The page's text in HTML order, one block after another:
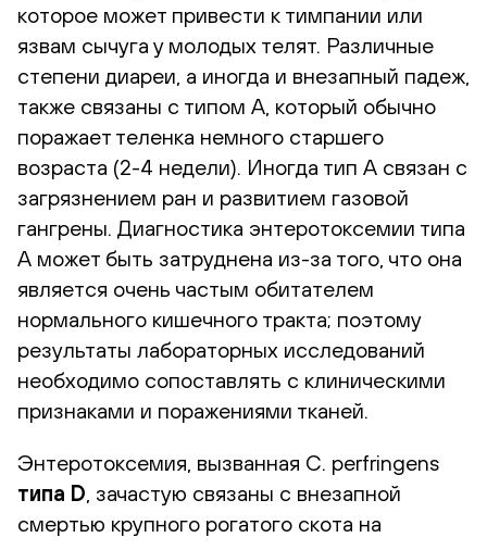
которое может привести к тимпании или
язвам сычуга у молодых телят. Различные
степени диареи, а иногда и внезапный падеж,
также связаны с типом А, который обычно
поражает теленка немного старшего
возраста (2-4 недели). Иногда тип А связан с
загрязнением ран и развитием газовой
гангрены. Диагностика энтеротоксемии типа
А может быть затруднена из-за того, что она
является очень частым обитателем
нормального кишечного тракта; поэтому
результаты лабораторных исследований
необходимо сопоставлять с клиническими
признаками и поражениями тканей.
Энтеротоксемия, вызванная C. perfringens
типа D , зачастую связаны с внезапной
смертью крупного рогатого скота на